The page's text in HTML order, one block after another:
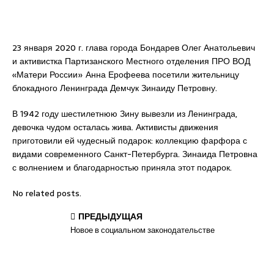
23 января 2020 г. глава города Бондарев Олег Анатольевич
и активистка Партизанского Местного отделения ПРО ВОД
«Матери России» Анна Ерофеева посетили жительницу
блокадного Ленинграда Демчук Зинаиду Петровну.
В 1942 году шестилетнюю Зину вывезли из Ленинграда,
девочка чудом осталась жива. Активисты движения
приготовили ей чудесный подарок: коллекцию фарфора с
видами современного Санкт-Петербурга. Зинаида Петровна
с волнением и благодарностью приняла этот подарок.
No related posts.
ПРЕДЫДУЩАЯ
Новое в социальном законодательстве